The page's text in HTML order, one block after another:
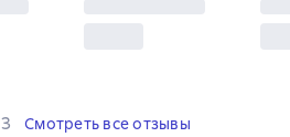
3 отзыва
3 Смотреть все отзывы